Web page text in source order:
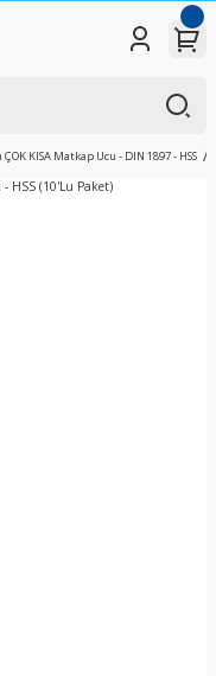
KISA Matkap Ucu - DIN 1897 - HSS